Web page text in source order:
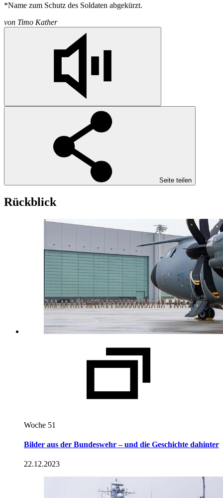
*Name zum Schutz des Soldaten abgekürzt.
von Timo Kather
Seite teilen
Rückblick
Woche 51
Bilder aus der Bundeswehr – und die Geschichte dahinter
22.12.2023